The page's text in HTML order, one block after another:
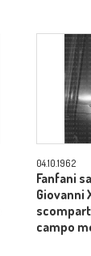
04.10.1962
Fanfani
Giovanni
campo